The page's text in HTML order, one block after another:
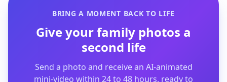
BRING A MOMENT BACK TO LIFE
Give your family photos a
second life
Send a photo and receive an AI-animated
mini-video within 24 to 48 hours, ready to